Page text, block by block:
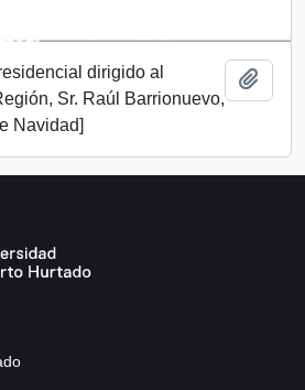
dirigido al
Sr. Raúl Barrionuevo,
Navidad]